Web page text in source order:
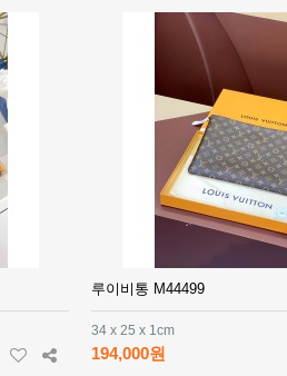
루이비통 M44499
34 x 25 x 1cm
194,000원